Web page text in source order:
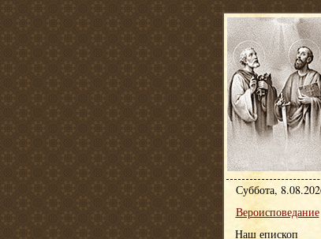
Суббота,
Вероисповедание
Наш епископ